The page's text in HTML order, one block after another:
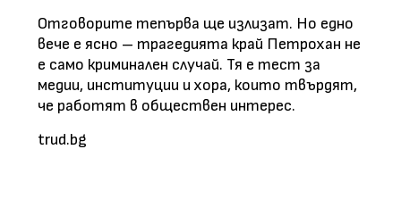
Отговорите тепърва ще излизат. Но едно
вече е ясно – трагедията край Петрохан не
е само криминален случай. Тя е тест за
медии, институции и хора, които твърдят,
че работят в обществен интерес.
trud.bg